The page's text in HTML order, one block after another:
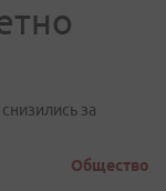
за
Общество